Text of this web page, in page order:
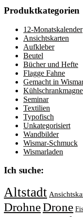
Produktkategorien
12-Monatskalender
Ansichtskarten
Aufkleber
Beutel
Bücher und Hefte
Flagge Fahne
Gemacht in
Seminar
Textilien
Typofisch
Unkategorisiert
Wandbilder
Wismar-Schmuck
Wismarladen
Ich suche:
Altstadt
DrohneDrone